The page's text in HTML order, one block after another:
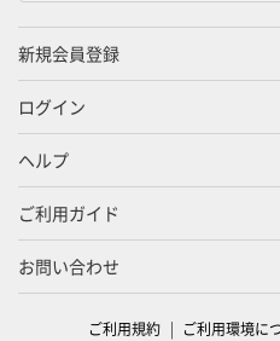
新規会員登録
ログイン
ヘルプ
ご利用ガイド
お問い合わせ
ご利用規約 ご利用環境に